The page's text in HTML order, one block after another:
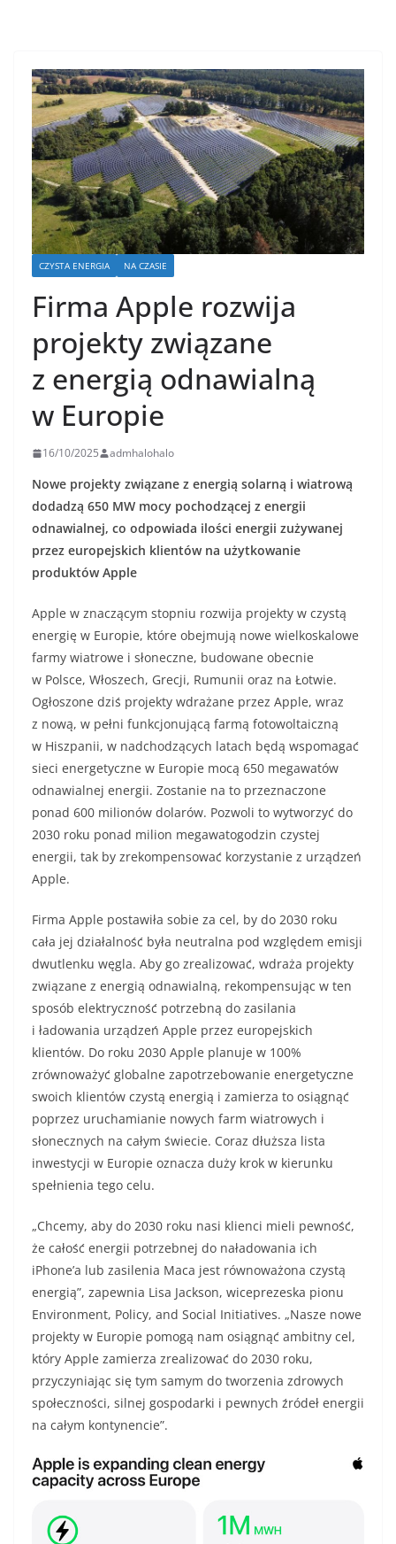
CZYSTA ENERGIA NA CZASIE
Firma Apple rozwija
projekty związane
z energią odnawialną
w Europie
16/10/2025 admhalohalo
Nowe projekty związane z energią solarną i wiatrową
dodadzą 650 MW mocy pochodzącej z energii
odnawialnej, co odpowiada ilości energii zużywanej
przez europejskich klientów na użytkowanie
produktów Apple
Apple w znaczącym stopniu rozwija projekty w czystą
energię w Europie, które obejmują nowe wielkoskalowe
farmy wiatrowe i słoneczne, budowane obecnie
w Polsce, Włoszech, Grecji, Rumunii oraz na Łotwie.
Ogłoszone dziś projekty wdrażane przez Apple, wraz
z nową, w pełni funkcjonującą farmą fotowoltaiczną
w Hiszpanii, w nadchodzących latach będą wspomagać
sieci energetyczne w Europie mocą 650 megawatów
odnawialnej energii. Zostanie na to przeznaczone
ponad 600 milionów dolarów. Pozwoli to wytworzyć do
2030 roku ponad milion megawatogodzin czystej
energii, tak by zrekompensować korzystanie z urządzeń
Apple.
Firma Apple postawiła sobie za cel, by do 2030 roku
cała jej działalność była neutralna pod względem emisji
dwutlenku węgla. Aby go zrealizować, wdraża projekty
związane z energią odnawialną, rekompensując w ten
sposób elektryczność potrzebną do zasilania
i ładowania urządzeń Apple przez europejskich
klientów. Do roku 2030 Apple planuje w 100%
zrównoważyć globalne zapotrzebowanie energetyczne
swoich klientów czystą energią i zamierza to osiągnąć
poprzez uruchamianie nowych farm wiatrowych i
słonecznych na całym świecie. Coraz dłuższa lista
inwestycji w Europie oznacza duży krok w kierunku
spełnienia tego celu.
„Chcemy, aby do 2030 roku nasi klienci mieli pewność,
że całość energii potrzebnej do naładowania ich
iPhone’a lub zasilenia Maca jest równoważona czystą
energią”, zapewnia Lisa Jackson, wiceprezeska pionu
Environment, Policy, and Social Initiatives. „Nasze nowe
projekty w Europie pomogą nam osiągnąć ambitny cel,
który Apple zamierza zrealizować do 2030 roku,
przyczyniając się tym samym do tworzenia zdrowych
społeczności, silnej gospodarki i pewnych źródeł energii
na całym kontynencie”.